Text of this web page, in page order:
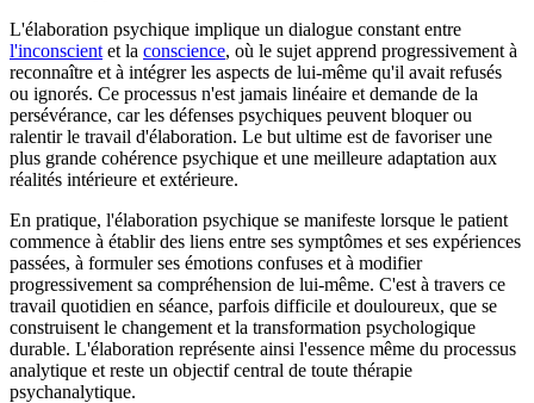
L'élaboration psychique implique un dialogue constant entre
l'inconscient et la conscience, où le sujet apprend progressivement à
reconnaître et à intégrer les aspects de lui-même qu'il avait refusés
ou ignorés. Ce processus n'est jamais linéaire et demande de la
persévérance, car les défenses psychiques peuvent bloquer ou
ralentir le travail d'élaboration. Le but ultime est de favoriser une
plus grande cohérence psychique et une meilleure adaptation aux
réalités intérieure et extérieure.
En pratique, l'élaboration psychique se manifeste lorsque le patient
commence à établir des liens entre ses symptômes et ses expériences
passées, à formuler ses émotions confuses et à modifier
progressivement sa compréhension de lui-même. C'est à travers ce
travail quotidien en séance, parfois difficile et douloureux, que se
construisent le changement et la transformation psychologique
durable. L'élaboration représente ainsi l'essence même du processus
analytique et reste un objectif central de toute thérapie
psychanalytique.